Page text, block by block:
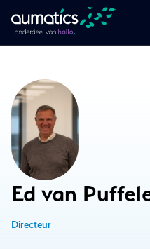
Ed van
Directeur